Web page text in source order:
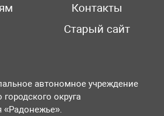
Контакты
Старый сайт
автономное учреждение
округа
«Радонежье».